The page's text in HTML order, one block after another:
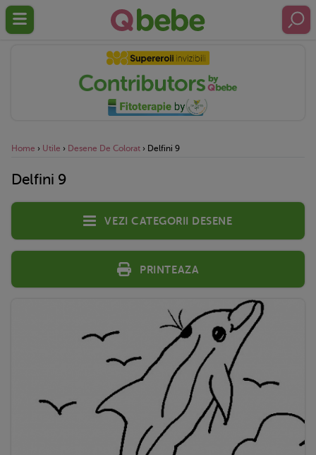
Home › Utile › Desene De Colorat › Delfini 9
Delfini 9
Vezi categorii desene
Printeaza